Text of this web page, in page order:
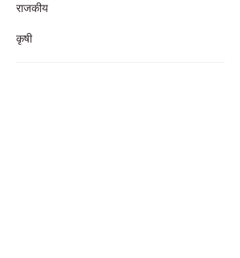
राजकीय
कृषी